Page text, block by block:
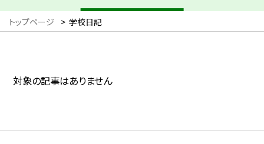
トップページ > 学校日記
対象の記事はありません